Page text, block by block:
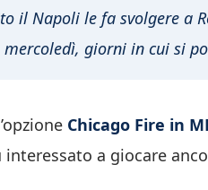
il Napoli le fa svolgere a
giorni in cui si
Chicago Fire in
a giocare